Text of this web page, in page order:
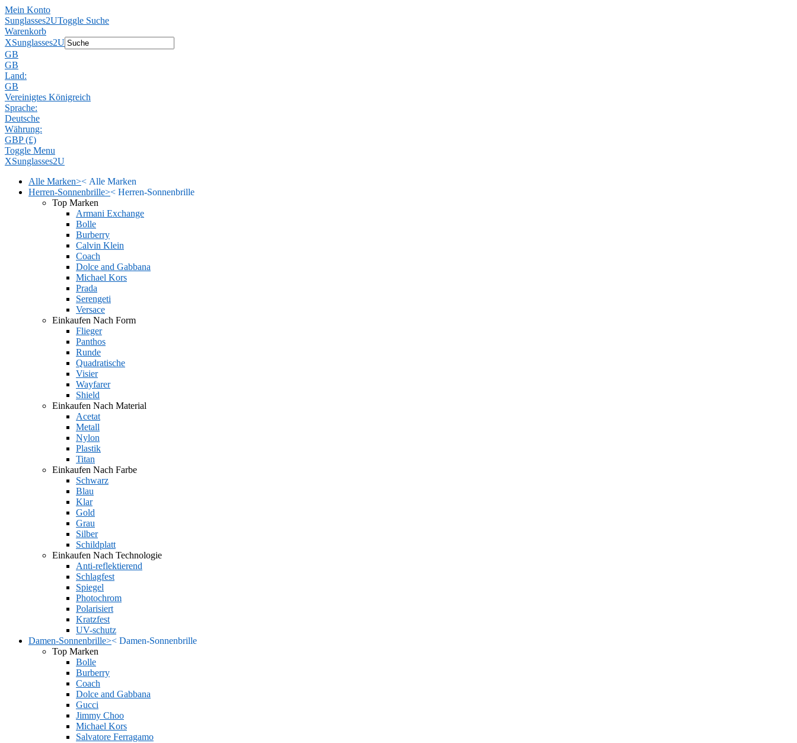
Mein Konto
Sunglasses2UToggle Suche
Warenkorb
XSunglasses2U
GB
GB
Land:
GB
Vereinigtes Königreich
Sprache:
Deutsche
Währung:
GBP (£)
Toggle Menu
XSunglasses2U
Alle Marken>< Alle Marken
Herren-Sonnenbrille>< Herren-Sonnenbrille
Top Marken
Armani Exchange
Bolle
Burberry
Calvin Klein
Coach
Dolce and Gabbana
Michael Kors
Prada
Serengeti
Versace
Einkaufen Nach Form
Flieger
Panthos
Runde
Quadratische
Visier
Wayfarer
Shield
Einkaufen Nach Material
Acetat
Metall
Nylon
Plastik
Titan
Einkaufen Nach Farbe
Schwarz
Blau
Klar
Gold
Grau
Silber
Schildplatt
Einkaufen Nach Technologie
Anti-reflektierend
Schlagfest
Spiegel
Photochrom
Polarisiert
Kratzfest
UV-schutz
Damen-Sonnenbrille>< Damen-Sonnenbrille
Top Marken
Bolle
Burberry
Coach
Dolce and Gabbana
Gucci
Jimmy Choo
Michael Kors
Salvatore Ferragamo